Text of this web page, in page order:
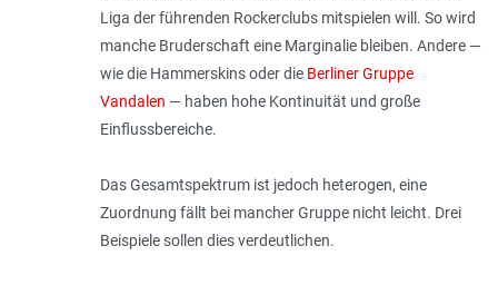
Liga der führenden Rockerclubs mitspielen will. So wird
manche Bruderschaft eine Marginalie bleiben. Andere —
wie die Hammerskins oder die Berliner Gruppe
Vandalen — haben hohe Kontinuität und große
Einflussbereiche.
Das Gesamtspektrum ist jedoch heterogen, eine
Zuordnung fällt bei mancher Gruppe nicht leicht. Drei
Beispiele sollen dies verdeutlichen.